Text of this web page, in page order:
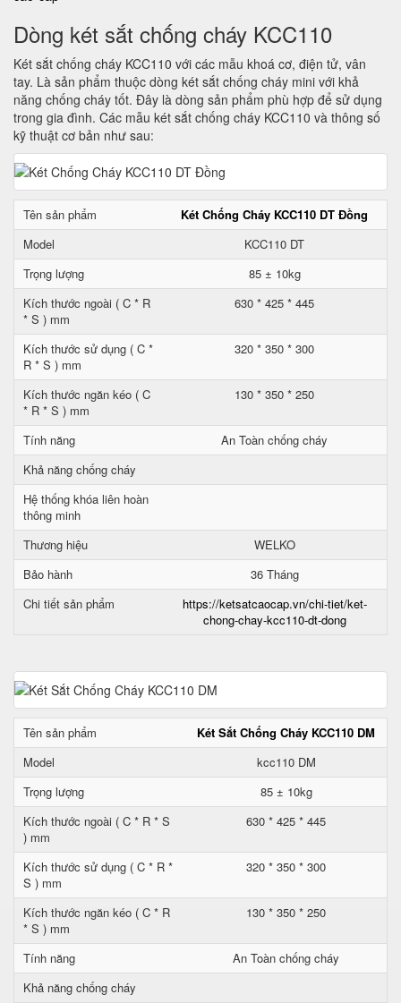
Dòng két sắt chống cháy KCC110
Két sắt chống cháy KCC110 với các mẫu khoá cơ, điện tử, vân
tay. Là sản phẩm thuộc dòng két sắt chống cháy mini với khả
năng chống cháy tốt. Đây là dòng sản phẩm phù hợp để sử dụng
trong gia đình. Các mẫu két sắt chống cháy KCC110 và thông số
kỹ thuật cơ bản như sau:
Tên sản phẩm
Két Chống Cháy KCC110 DT Đồng
Model
KCC110 DT
Trọng lượng
85 ± 10kg
Kích thước ngoài ( C * R
* S ) mm
630 * 425 * 445
Kích thước sử dụng ( C *
R * S ) mm
320 * 350 * 300
Kích thước ngăn kéo ( C
* R * S ) mm
130 * 350 * 250
Tính năng
An Toàn chống cháy
Khả năng chống cháy
Hệ thống khóa liên hoàn
thông minh
Thương hiệu
WELKO
Bảo hành
36 Tháng
Chi tiết sản phẩm
https://ketsatcaocap.vn/chi-tiet/ket-
chong-chay-kcc110-dt-dong
Tên sản phẩm
Két Sắt Chống Cháy KCC110 DM
Model
kcc110 DM
Trọng lượng
85 ± 10kg
Kích thước ngoài ( C * R * S
) mm
630 * 425 * 445
Kích thước sử dụng ( C * R *
S ) mm
320 * 350 * 300
Kích thước ngăn kéo ( C * R
* S ) mm
130 * 350 * 250
Tính năng
An Toàn chống cháy
Khả năng chống cháy